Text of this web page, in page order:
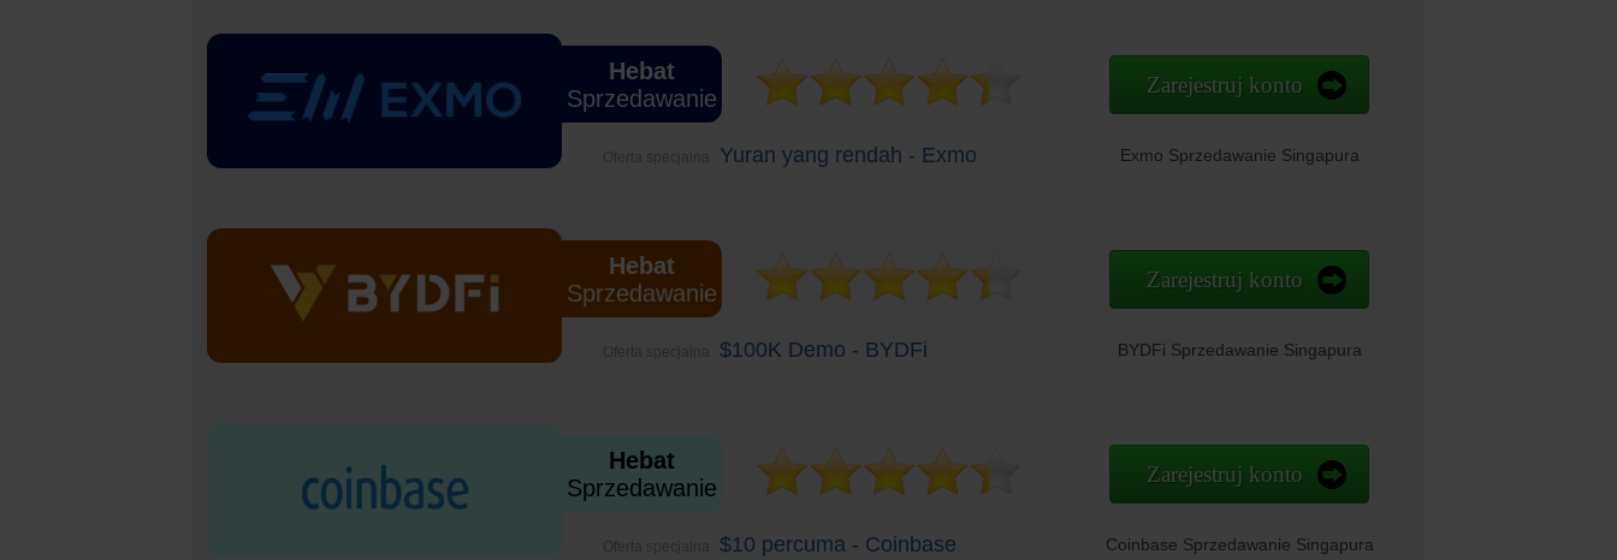
Hebat
Sprzedawanie
Zarejestruj konto
Exmo Sprzedawanie Singapura
Yuran yang rendah - Exmo
Hebat
Sprzedawanie
Zarejestruj konto
BYDFi Sprzedawanie Singapura
$100K Demo - BYDFi
Hebat
Sprzedawanie
Zarejestruj konto
Coinbase Sprzedawanie Singapura
$10 percuma - Coinbase